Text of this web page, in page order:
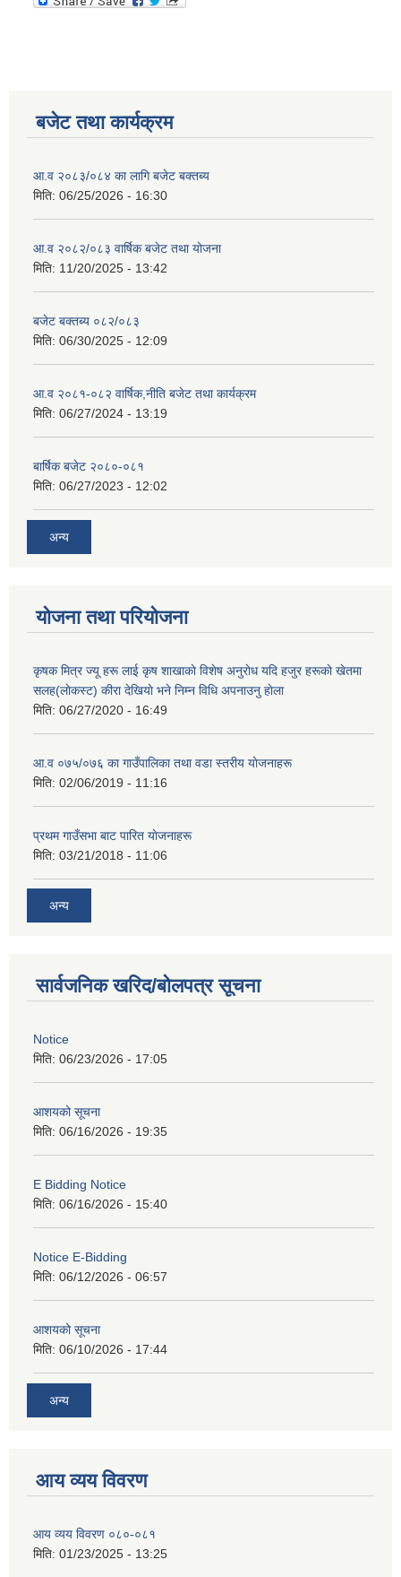
बजेट तथा कार्यक्रम
आ.व २०८३/०८४ का लागि बजेट बक्तब्य
मिति: 06/25/2026 - 16:30
आ.व २०८२/०८३ वार्षिक बजेट तथा योजना
मिति: 11/20/2025 - 13:42
बजेट बक्तब्य ०८२/०८३
मिति: 06/30/2025 - 12:09
आ.व २०८१-०८२ वार्षिक,नीति बजेट तथा कार्यक्रम
मिति: 06/27/2024 - 13:19
बार्षिक बजेट २०८०-०८१
मिति: 06/27/2023 - 12:02
अन्य
योजना तथा परियोजना
कृषक मित्र ज्यू हरू लाई कृष शाखाकाे विशेष अनुराेध यदि हजुर हरूकाे खेतमा
सलह(लाेकस्ट) कीरा देखियाे भने निम्न विधि अपनाउनु हाेला
मिति: 06/27/2020 - 16:49
आ‍.व ०७५/०७६ का गाउँपालिका तथा वडा स्तरीय याेजनाहरू
मिति: 02/06/2019 - 11:16
प्रथम गाउँसभा बाट पारित याेजनाहरू
मिति: 03/21/2018 - 11:06
अन्य
सार्वजनिक खरिद/बोलपत्र सूचना
Notice
मिति: 06/23/2026 - 17:05
आशयको सूचना
मिति: 06/16/2026 - 19:35
E Bidding Notice
मिति: 06/16/2026 - 15:40
Notice E-Bidding
मिति: 06/12/2026 - 06:57
आशयको सूचना
मिति: 06/10/2026 - 17:44
अन्य
आय व्यय विवरण
आय व्यय विवरण ०८०-०८१
मिति: 01/23/2025 - 13:25